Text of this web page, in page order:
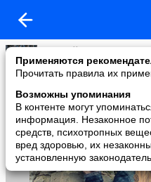
Применяются
Прочитать правила их
Возможны упоминания
В контенте могут
информация. Незаконное
средств, психотропных
вред здоровью, их
установленную
Алексей Смирнов
added a photo
22 Apr в 15:20